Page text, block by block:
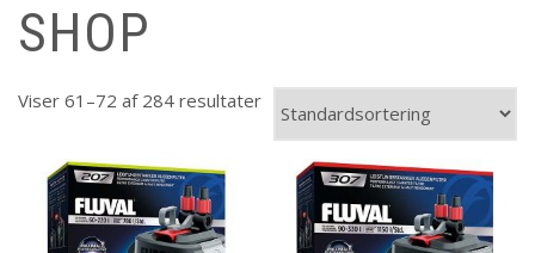
SHOP
Viser 61–72 af 284 resultater